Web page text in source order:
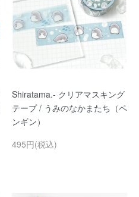
Shiratama.- クリアマスキング
テープ / うみのなかまたち（ペ
ンギン）
495円(税込)